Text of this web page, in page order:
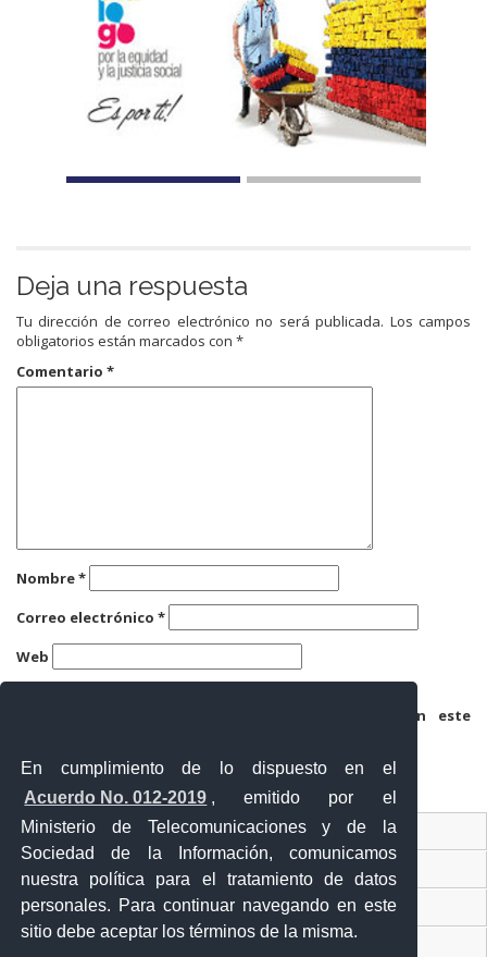
En cumplimiento de lo dispuesto en el
Acuerdo No. 012-2019 , emitido por el
Ministerio de Telecomunicaciones y de la
Sociedad de la Información, comunicamos
nuestra política para el tratamiento de datos
personales. Para continuar navegando en este
sitio debe aceptar los términos de la misma.
Deja una respuesta
Tu dirección de correo electrónico no será publicada. Los campos
obligatorios están marcados con *
Comentario *
Nombre*
Correo electrónico *
Web
Guarda mi nombre, correo electrónico y web en este
Ventanilla Única Virtual
Ventanilla Única de Comercio Exterior
Gobierno Abierto